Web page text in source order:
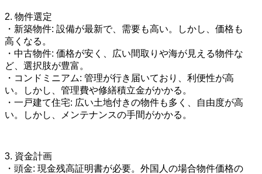
2. 物件選定
・新築物件: 設備が最新で、需要も高い。しかし、価格も
高くなる。
・中古物件: 価格が安く、広い間取りや海が見える物件な
ど、選択肢が豊富。
・コンドミニアム: 管理が行き届いており、利便性が高
い。しかし、管理費や修繕積立金がかかる。
・一戸建て住宅: 広い土地付きの物件も多く、自由度が高
い。しかし、メンテナンスの手間がかかる。
3. 資金計画
・頭金: 現金残高証明書が必要。外国人の場合物件価格の